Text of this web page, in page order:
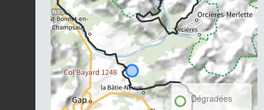
Dégradées